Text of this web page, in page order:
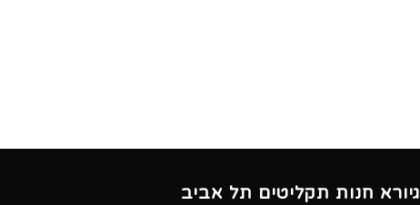
גיורא חנות תקליטים תל אביב